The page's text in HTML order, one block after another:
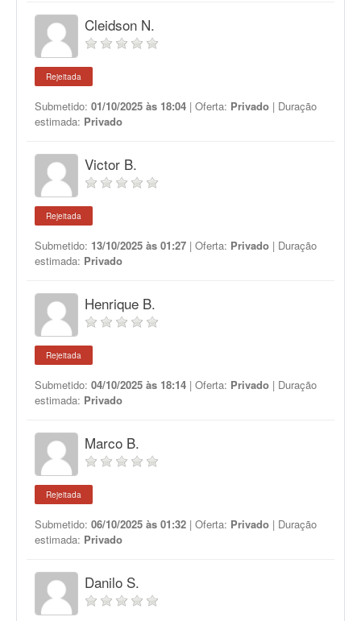
Cleidson N.
Rejeitada
Submetido: 01/10/2025 às 18:04 | Oferta: Privado | Duração
estimada: Privado
Victor B.
Rejeitada
Submetido: 13/10/2025 às 01:27 | Oferta: Privado | Duração
estimada: Privado
Henrique B.
Rejeitada
Submetido: 04/10/2025 às 18:14 | Oferta: Privado | Duração
estimada: Privado
Marco B.
Rejeitada
Submetido: 06/10/2025 às 01:32 | Oferta: Privado | Duração
estimada: Privado
Danilo S.